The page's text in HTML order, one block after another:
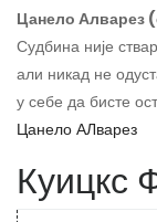
Цанело Алварез
Судбина није
али никад не
у себе да бисте
Цанело АЛварез
Куицкс